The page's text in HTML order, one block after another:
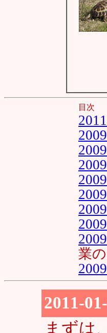
目次
業
2011-
まずは